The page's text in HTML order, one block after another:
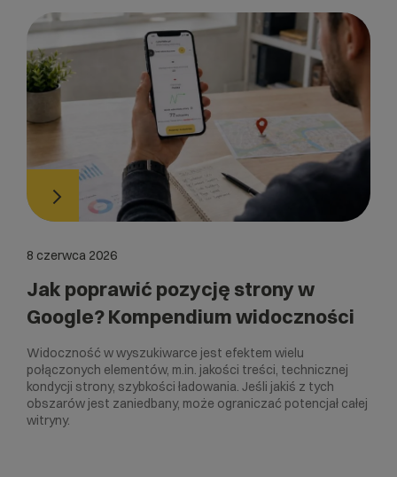
8 czerwca 2026
Jak poprawić pozycję strony w
Google? Kompendium widoczności
Widoczność w wyszukiwarce jest efektem wielu
połączonych elementów, m.in. jakości treści, technicznej
kondycji strony, szybkości ładowania. Jeśli jakiś z tych
obszarów jest zaniedbany, może ograniczać potencjał całej
witryny.